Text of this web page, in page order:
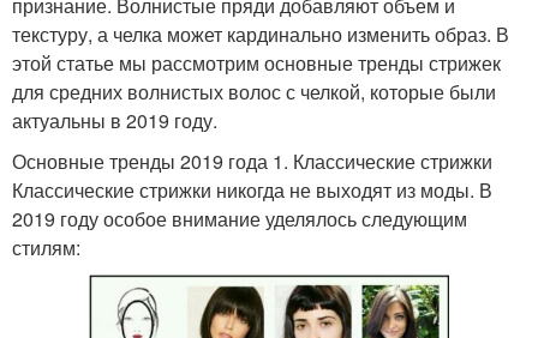
признание. Волнистые пряди добавляют объем и
текстуру, а челка может кардинально изменить образ. В
этой статье мы рассмотрим основные тренды стрижек
для средних волнистых волос с челкой, которые были
актуальны в 2019 году.
Основные тренды 2019 года 1. Классические стрижки
Классические стрижки никогда не выходят из моды. В
2019 году особое внимание уделялось следующим
стилям: